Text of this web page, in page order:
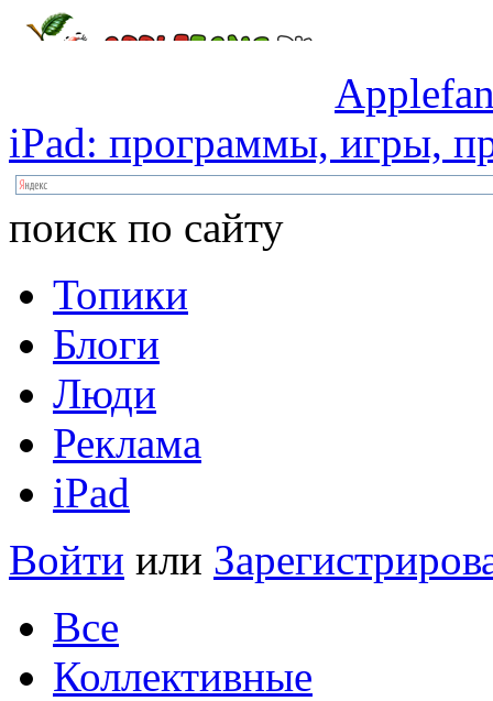
iPad: программы, игры,
поиск по сайту
Топики
Блоги
Люди
Реклама
iPad
Войти или
Все
Коллективные